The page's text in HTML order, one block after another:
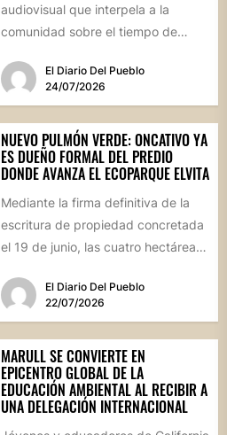
audiovisual que interpela a la
comunidad sobre el tiempo de
Consejo...El Diario Del Pueblo
24/07/2026
NUEVO PULMÓN VERDE: ONCATIVO YA
ES DUEÑO FORMAL DEL PREDIO
DONDE AVANZA EL ECOPARQUE ELVITA
Mediante la firma definitiva de la
escritura de propiedad concretada
el 19 de junio, las cuatro hectáreas
El Diario Del Pueblo
22/07/2026
MARULL SE CONVIERTE EN
EPICENTRO GLOBAL DE LA
EDUCACIÓN AMBIENTAL AL RECIBIR A
UNA DELEGACIÓN INTERNACIONAL